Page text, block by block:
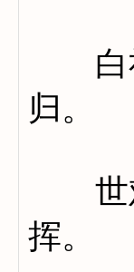
白社
归。
世难
挥。